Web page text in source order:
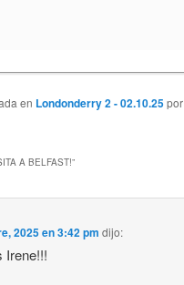
en Londonderry 2 - 02.10.25por
A BELFAST!”
2025 en 3:42 pm dijo:
Irene!!!